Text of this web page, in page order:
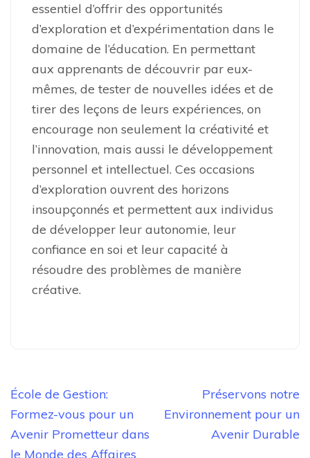
essentiel d’offrir des opportunités
d’exploration et d’expérimentation dans le
domaine de l’éducation. En permettant
aux apprenants de découvrir par eux-
mêmes, de tester de nouvelles idées et de
tirer des leçons de leurs expériences, on
encourage non seulement la créativité et
l’innovation, mais aussi le développement
personnel et intellectuel. Ces occasions
d’exploration ouvrent des horizons
insoupçonnés et permettent aux individus
de développer leur autonomie, leur
confiance en soi et leur capacité à
résoudre des problèmes de manière
créative.
Navigation
de
l’article
École de Gestion:
Formez-vous pour un
Avenir Prometteur dans
le Monde des Affaires
Préservons notre
Environnement pour un
Avenir Durable